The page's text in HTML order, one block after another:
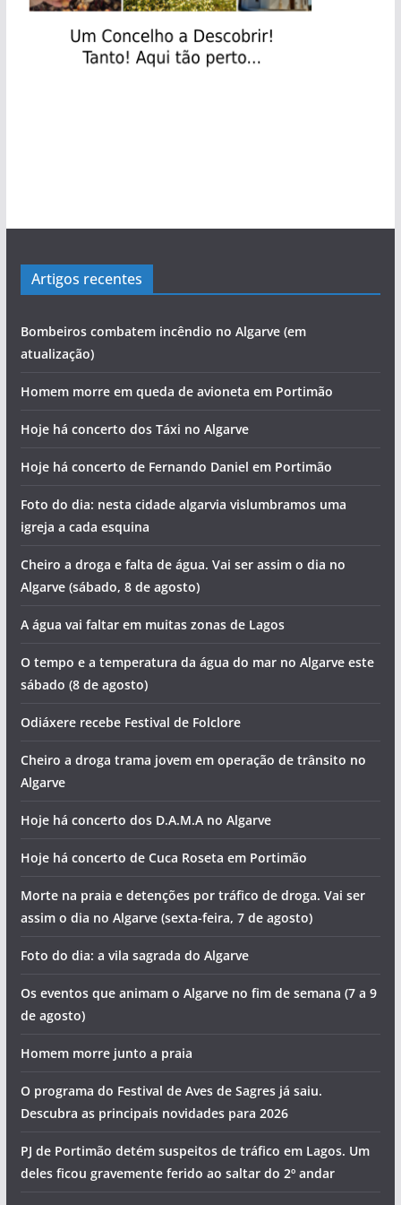
Artigos recentes
Bombeiros combatem incêndio no Algarve (em
atualização)
Homem morre em queda de avioneta em Portimão
Hoje há concerto dos Táxi no Algarve
Hoje há concerto de Fernando Daniel em Portimão
Foto do dia: nesta cidade algarvia vislumbramos uma
igreja a cada esquina
Cheiro a droga e falta de água. Vai ser assim o dia no
Algarve (sábado, 8 de agosto)
A água vai faltar em muitas zonas de Lagos
O tempo e a temperatura da água do mar no Algarve este
sábado (8 de agosto)
Odiáxere recebe Festival de Folclore
Cheiro a droga trama jovem em operação de trânsito no
Algarve
Hoje há concerto dos D.A.M.A no Algarve
Hoje há concerto de Cuca Roseta em Portimão
Morte na praia e detenções por tráfico de droga. Vai ser
assim o dia no Algarve (sexta-feira, 7 de agosto)
Foto do dia: a vila sagrada do Algarve
Os eventos que animam o Algarve no fim de semana (7 a 9
de agosto)
Homem morre junto a praia
O programa do Festival de Aves de Sagres já saiu.
Descubra as principais novidades para 2026
PJ de Portimão detém suspeitos de tráfico em Lagos. Um
deles ficou gravemente ferido ao saltar do 2º andar